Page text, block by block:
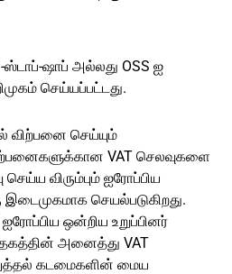
ஷாப் அல்லது OSS ஐ
செய்யப்பட்டது.
விற்பனை செய்யும்
VAT செலவுகளை
விரும்பும் ஐரோப்பிய
செயல்படுகிறது.
ஒன்றிய உறுப்பினர்
அனைத்து VAT
கடமைகளின் மைய